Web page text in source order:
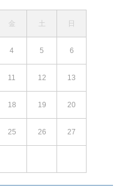
金 土 日
4 5 6
11 12 13
18 19 20
25 26 27